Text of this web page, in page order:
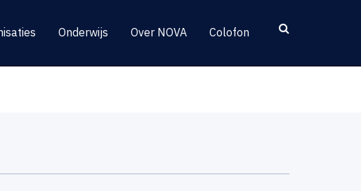
Onderwijs Over NOVA Colofon